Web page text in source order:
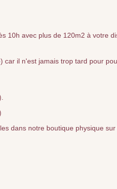
10h avec plus de 120m2 à votre
il n'est jamais trop tard pour
dans notre boutique physique sur